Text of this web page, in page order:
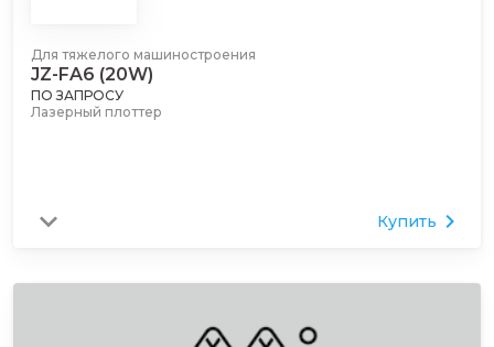
Для тяжелого машиностроения
JZ-FA6 (20W)
ПО ЗАПРОСУ
Лазерный плоттер
Купить